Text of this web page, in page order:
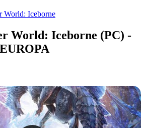
World: Iceborne
World: Iceborne (PC) -